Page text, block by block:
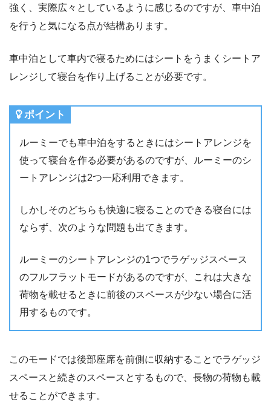
強く、実際広々としているように感じるのですが、車中泊
を行うと気になる点が結構あります。
車中泊として車内で寝るためにはシートをうまくシートア
レンジして寝台を作り上げることが必要です。
ポイント
ルーミーでも車中泊をするときにはシートアレンジを
使って寝台を作る必要があるのですが、ルーミーのシ
ートアレンジは2つ一応利用できます。
しかしそのどちらも快適に寝ることのできる寝台には
ならず、次のような問題も出てきます。
ルーミーのシートアレンジの1つでラゲッジスペース
のフルフラットモードがあるのですが、これは大きな
荷物を載せるときに前後のスペースが少ない場合に活
用するものです。
このモードでは後部座席を前側に収納することでラゲッジ
スペースと続きのスペースとするもので、長物の荷物も載
せることができます。